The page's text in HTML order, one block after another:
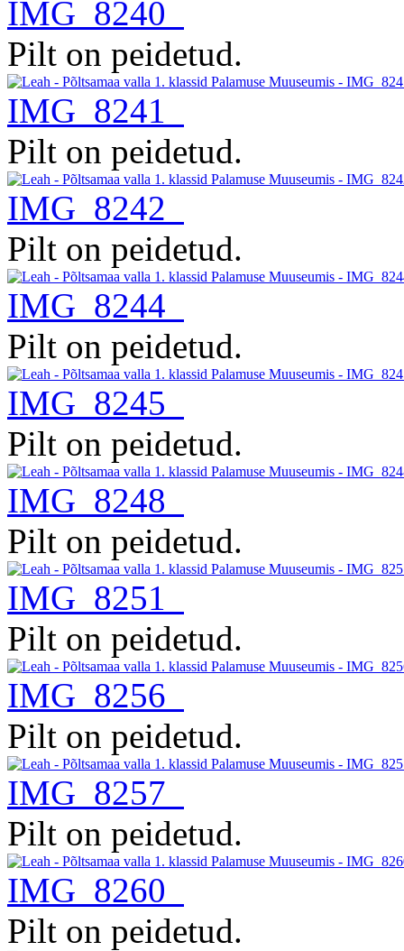
IMG_8240
Pilt on peidetud.
IMG_8241
Pilt on peidetud.
IMG_8242
Pilt on peidetud.
IMG_8244
Pilt on peidetud.
IMG_8245
Pilt on peidetud.
IMG_8248
Pilt on peidetud.
IMG_8251
Pilt on peidetud.
IMG_8256
Pilt on peidetud.
IMG_8257
Pilt on peidetud.
IMG_8260
Pilt on peidetud.